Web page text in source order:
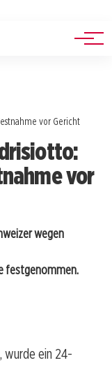
vor Gericht
vor
wegen
festgenommen.
wurde ein 24-